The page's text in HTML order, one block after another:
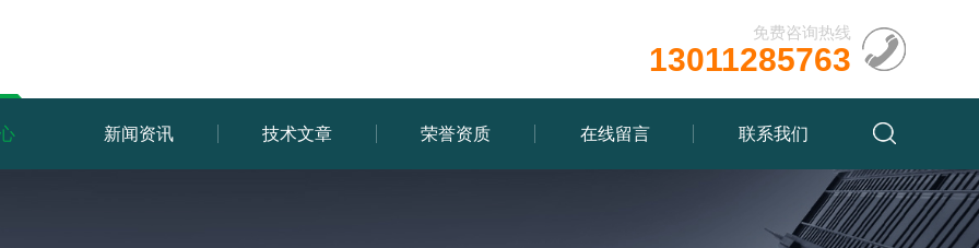
免费咨询热线
13011285763
新闻资讯 技术文章 荣誉资质 在线留言 联系我们